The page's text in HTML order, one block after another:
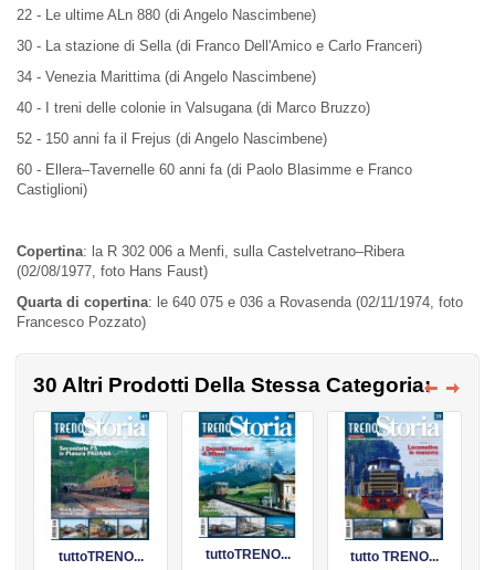
22 - Le ultime ALn 880 (di Angelo Nascimbene)
30 - La stazione di Sella (di Franco Dell'Amico e Carlo Franceri)
34 - Venezia Marittima (di Angelo Nascimbene)
40 - I treni delle colonie in Valsugana (di Marco Bruzzo)
52 - 150 anni fa il Frejus (di Angelo Nascimbene)
60 - Ellera–Tavernelle 60 anni fa (di Paolo Blasimme e Franco
Castiglioni)
Copertina: la R 302 006 a Menfi, sulla Castelvetrano–Ribera
(02/08/1977, foto Hans Faust)
Quarta di copertina: le 640 075 e 036 a Rovasenda (02/11/1974, foto
Francesco Pozzato)
30 Altri Prodotti Della Stessa Categoria:
tuttoTRENO... tuttoTRENO... tutto TRENO...